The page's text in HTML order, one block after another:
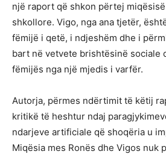
një raport që shkon përtej
shkollore. Vigo, nga ana tjetër,
fëmijë i qetë, i ndjeshëm dhe i
bart në vetvete brishtësinë sociale
fëmijës nga një mjedis i varfër.
Autorja, përmes ndërtimit të këtij
kritikë të heshtur ndaj
ndarjeve artificiale që shoqëria u
Miqësia mes Ronës dhe Vigos nuk